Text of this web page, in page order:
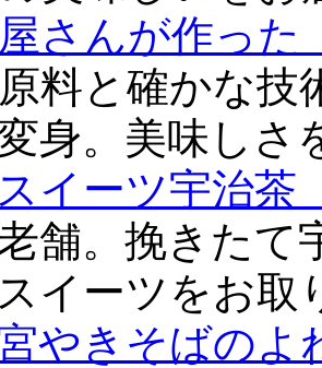
さんが作っ
料と確かな
身。美味しさ
イーツ宇治
舗。挽きたて
イーツをお取
やきそばのよ